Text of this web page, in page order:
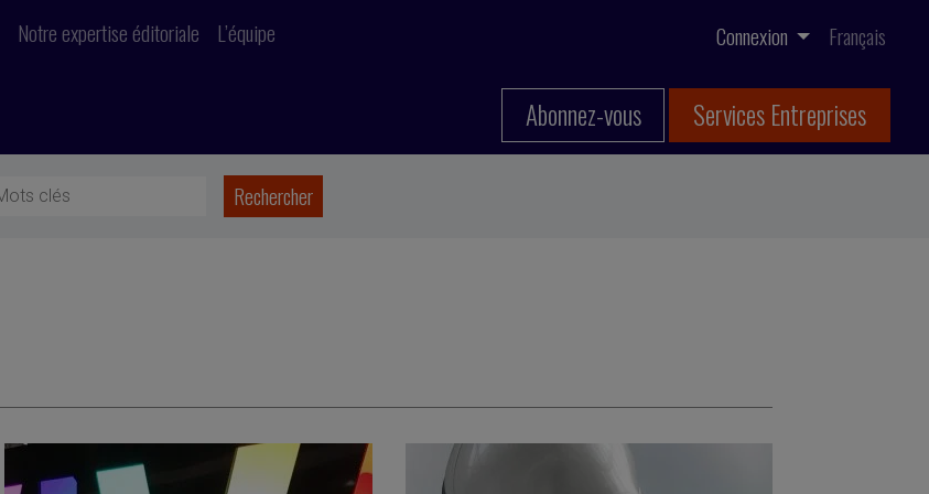
Notre expertise éditoriale L’équipe Connexion Français
Abonnez-vous Services Entreprises